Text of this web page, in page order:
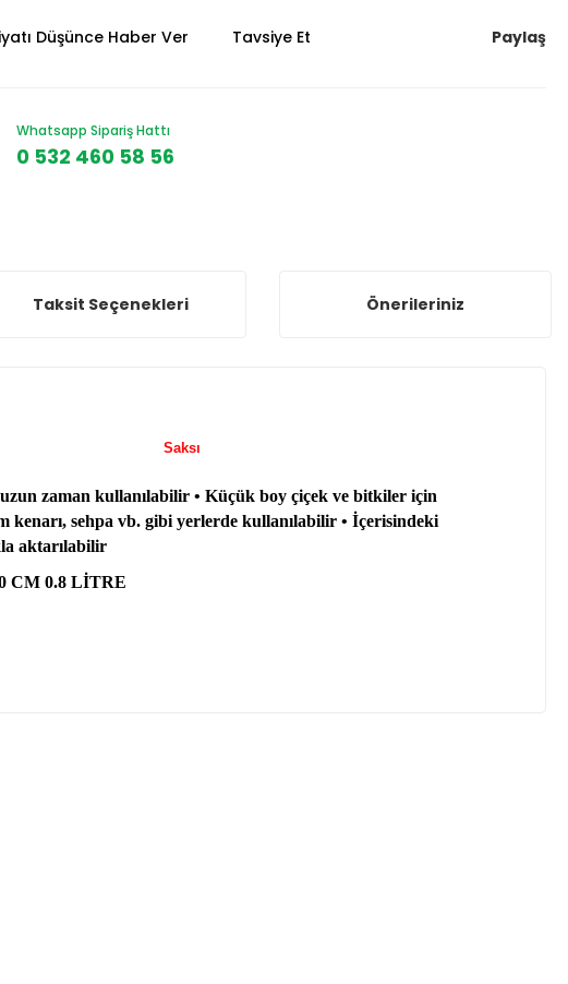
Düşünce Haber Ver Tavsiye Et Paylaş
Whatsapp Sipariş Hattı
0 532 460 58 56
Taksit Seçenekleri Önerileriniz
Tabaklı Saksı
uzun zaman kullanılabilir • Küçük boy çiçek ve bitkiler için
kenarı, sehpa vb. gibi yerlerde kullanılabilir • İçerisindeki
aktarılabilir
CM 0.8 LİTRE